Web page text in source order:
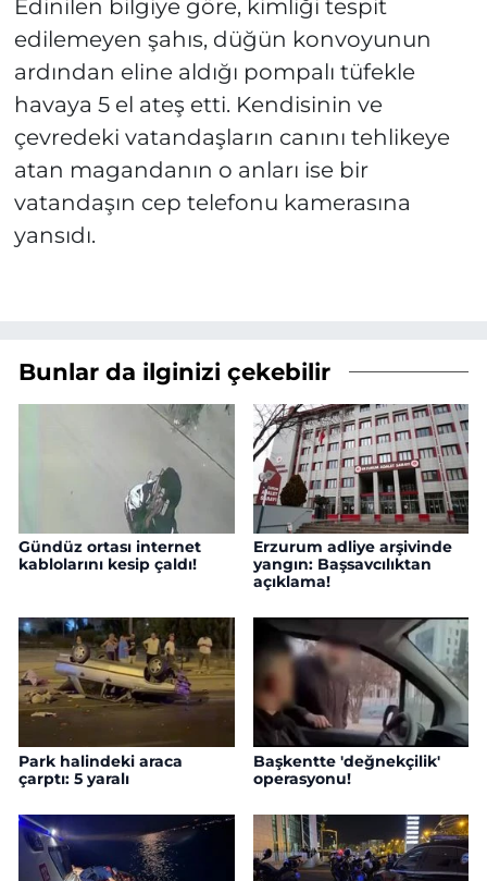
Edinilen bilgiye göre, kimliği tespit
edilemeyen şahıs, düğün konvoyunun
ardından eline aldığı pompalı tüfekle
havaya 5 el ateş etti. Kendisinin ve
çevredeki vatandaşların canını tehlikeye
atan magandanın o anları ise bir
vatandaşın cep telefonu kamerasına
yansıdı.
Bunlar da ilginizi çekebilir
Gündüz ortası internet
kablolarını kesip çaldı!
Erzurum adliye arşivinde
yangın: Başsavcılıktan
açıklama!
Park halindeki araca
çarptı: 5 yaralı
Başkentte 'değnekçilik'
operasyonu!